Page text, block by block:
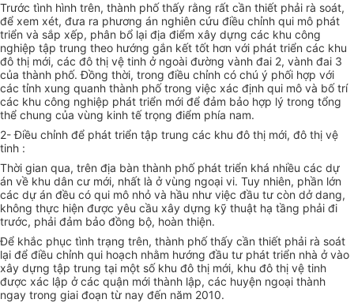
Trước tình hình trên, thành phố thấy rằng rất cần thiết phải rà soát,
để xem xét, đưa ra phương án nghiên cứu điều chỉnh qui mô phát
triển và sắp xếp, phân bổ lại địa điểm xây dựng các khu công
nghiệp tập trung theo hướng gắn kết tốt hơn với phát triển các khu
đô thị mới, các đô thị vệ tinh ở ngoài đường vành đai 2, vành đai 3
của thành phố. Đồng thời, trong điều chỉnh có chú ý phối hợp với
các tỉnh xung quanh thành phố trong việc xác định qui mô và bố trí
các khu công nghiệp phát triển mới để đảm bảo hợp lý trong tổng
thể chung của vùng kinh tế trọng điểm phía nam.
2- Điều chỉnh để phát triển tập trung các khu đô thị mới, đô thị vệ
tinh :
Thời gian qua, trên địa bàn thành phố phát triển khá nhiều các dự
án về khu dân cư mới, nhất là ở vùng ngoại vi. Tuy nhiên, phần lớn
các dự án đều có qui mô nhỏ và hầu như việc đầu tư còn dở dang,
không thực hiện được yêu cầu xây dựng kỹ thuật hạ tầng phải đi
trước, phải đảm bảo đồng bộ, hoàn thiện.
Để khắc phục tình trạng trên, thành phố thấy cần thiết phải rà soát
lại để điều chỉnh qui hoạch nhằm hướng đầu tư phát triển nhà ở vào
xây dựng tập trung tại một số khu đô thị mới, khu đô thị vệ tinh
được xác lập ở các quận mới thành lập, các huyện ngoại thành
ngay trong giai đoạn từ nay đến năm 2010.